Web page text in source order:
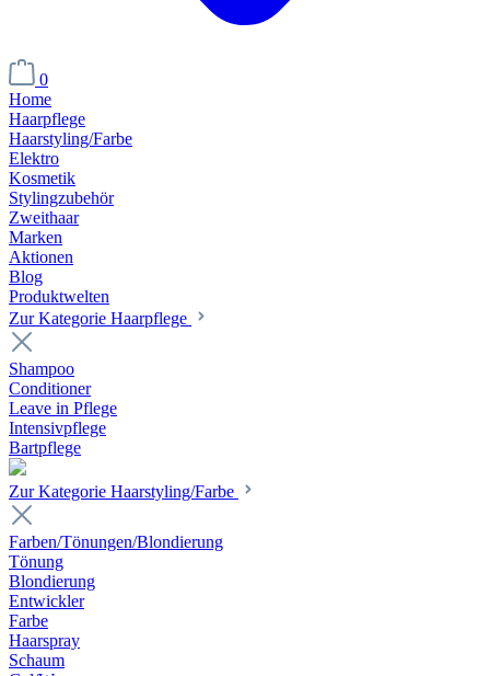
0
Home
Haarpflege
Haarstyling/Farbe
Elektro
Kosmetik
Stylingzubehör
Zweithaar
Marken
Aktionen
Blog
Produktwelten
Zur Kategorie Haarpflege
Shampoo
Conditioner
Leave in Pflege
Intensivpflege
Bartpflege
Zur Kategorie Haarstyling/Farbe
Farben/Tönungen/Blondierung
Tönung
Blondierung
Entwickler
Farbe
Haarspray
Schaum